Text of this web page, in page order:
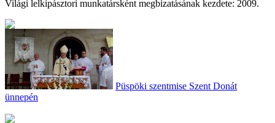
Világi lelkipásztori munkatársként megbizatásának kezdete: 2009.
Püspöki szentmise Szent Donát
ünnepén